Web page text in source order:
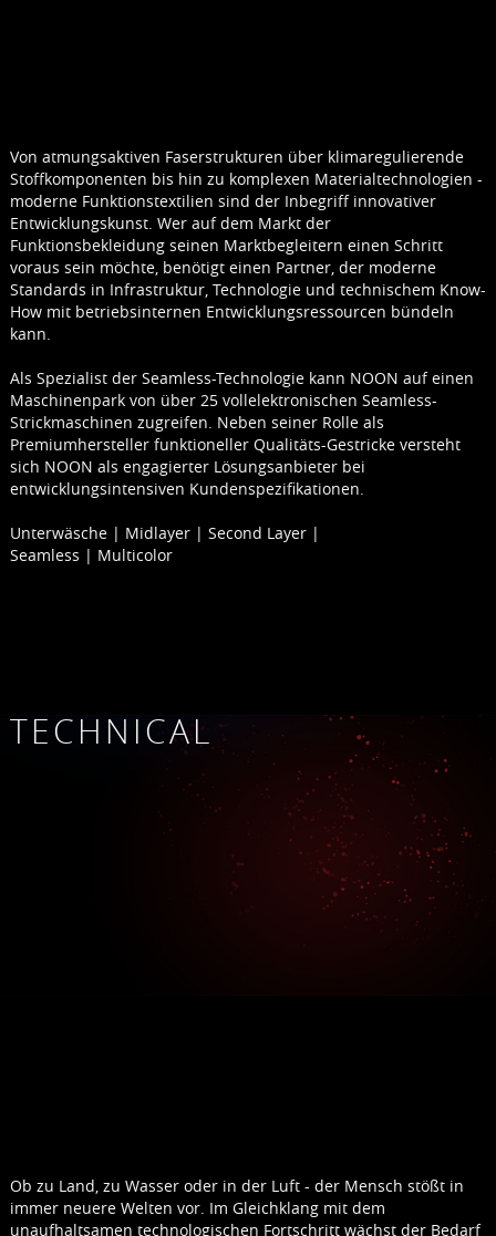
Von atmungsaktiven Faserstrukturen über klimaregulierende
Stoffkomponenten bis hin zu komplexen Materialtechnologien -
moderne Funktionstextilien sind der Inbegriff innovativer
Entwicklungskunst. Wer auf dem Markt der
Funktionsbekleidung seinen Marktbegleitern einen Schritt
voraus sein möchte, benötigt einen Partner, der moderne
Standards in Infrastruktur, Technologie und technischem Know-
How mit betriebsinternen Entwicklungsressourcen bündeln
kann.
Als Spezialist der Seamless-Technologie kann NOON auf einen
Maschinenpark von über 25 vollelektronischen Seamless-
Strickmaschinen zugreifen. Neben seiner Rolle als
Premiumhersteller funktioneller Qualitäts-Gestricke versteht
sich NOON als engagierter Lösungsanbieter bei
entwicklungsintensiven Kundenspezifikationen.
Unterwäsche | Midlayer | Second Layer |
Seamless | Multicolor
TECHNICAL
Ob zu Land, zu Wasser oder in der Luft - der Mensch stößt in
immer neuere Welten vor. Im Gleichklang mit dem
unaufhaltsamen technologischen Fortschritt wächst der Bedarf